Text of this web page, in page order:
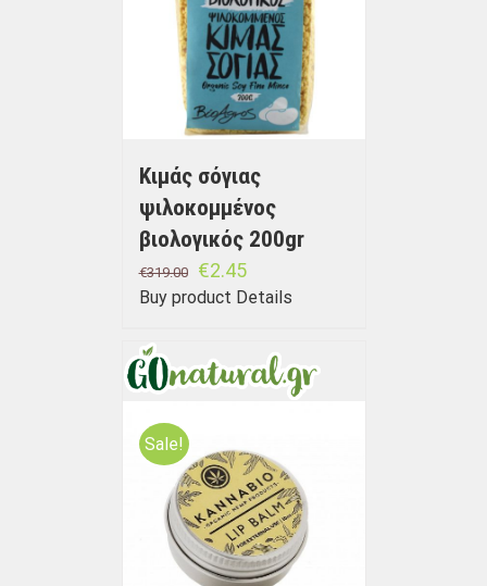
Kιμάς σόγιας
ψιλοκομμένος
βιολογικός 200gr
€319.00 €2.45
Buy product Details
Sale!